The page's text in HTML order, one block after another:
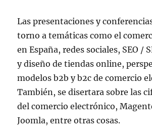
Las presentaciones y
torno a temáticas como el
en España, redes sociales, SEO /
y diseño de tiendas online,
modelos b2b y b2c de comercio
También, se disertara sobre las
del comercio electrónico,
Joomla, entre otras cosas.